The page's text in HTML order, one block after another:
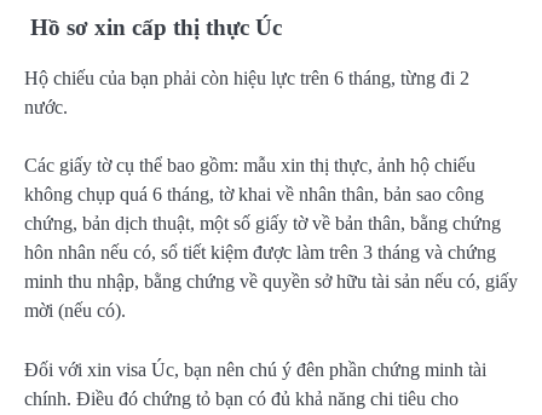
Hồ sơ xin cấp thị thực Úc
Hộ chiếu của bạn phải còn hiệu lực trên 6 tháng, từng đi 2
nước.
Các giấy tờ cụ thể bao gồm: mẫu xin thị thực, ảnh hộ chiếu
không chụp quá 6 tháng, tờ khai về nhân thân, bản sao công
chứng, bản dịch thuật, một số giấy tờ về bản thân, bằng chứng
hôn nhân nếu có, sổ tiết kiệm được làm trên 3 tháng và chứng
minh thu nhập, bằng chứng về quyền sở hữu tài sản nếu có, giấy
mời (nếu có).
Đối với xin visa Úc, bạn nên chú ý đên phần chứng minh tài
chính. Điều đó chứng tỏ bạn có đủ khả năng chi tiêu cho